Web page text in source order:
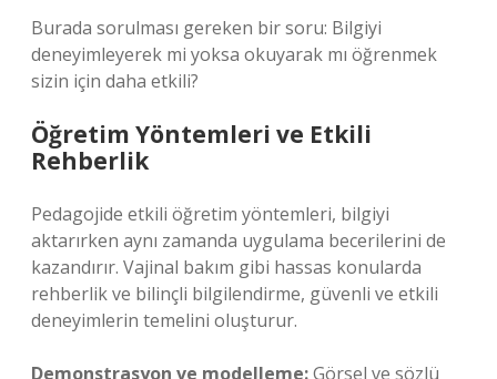
Burada sorulması gereken bir soru: Bilgiyi
deneyimleyerek mi yoksa okuyarak mı öğrenmek
sizin için daha etkili?
Öğretim Yöntemleri ve Etkili
Rehberlik
Pedagojide etkili öğretim yöntemleri, bilgiyi
aktarırken aynı zamanda uygulama becerilerini de
kazandırır. Vajinal bakım gibi hassas konularda
rehberlik ve bilinçli bilgilendirme, güvenli ve etkili
deneyimlerin temelini oluşturur.
Demonstrasyon ve modelleme:Görsel ve sözlü